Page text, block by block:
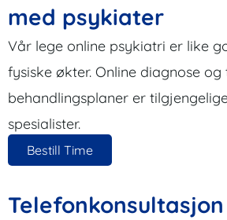
med psykiater
Vår lege online psykiatri er like
fysiske økter. Online diagnose og
behandlingsplaner er
spesialister.
Bestill Time